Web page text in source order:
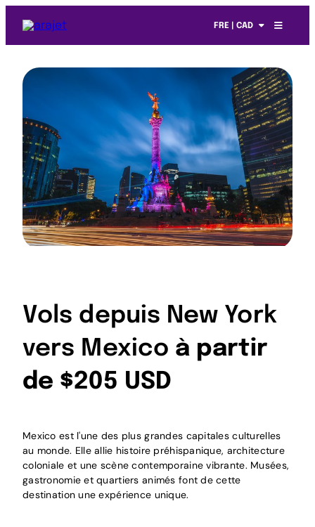
FRE | CAD
Vols depuis New York
vers Mexico à partir
de $205 USD
Mexico est l'une des plus grandes capitales culturelles
au monde. Elle allie histoire préhispanique, architecture
coloniale et une scène contemporaine vibrante. Musées,
gastronomie et quartiers animés font de cette
destination une expérience unique.